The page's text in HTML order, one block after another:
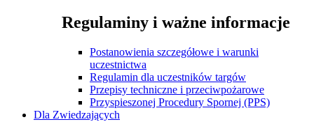
Regulaminy i ważne informacje
Postanowienia szczegółowe i warunki
uczestnictwa
Regulamin dla uczestników targów
Przepisy techniczne i przeciwpożarowe
Przyspieszonej Procedury Spornej (PPS)
Dla Zwiedzających